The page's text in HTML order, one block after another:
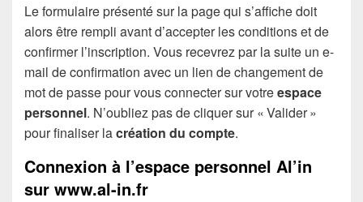
Le formulaire présenté sur la page qui s’affiche doit
alors être rempli avant d’accepter les conditions et de
confirmer l’inscription. Vous recevrez par la suite un e-
mail de confirmation avec un lien de changement de
mot de passe pour vous connecter sur votreespace
personnel. N’oubliez pas de cliquer sur « Valider »
pour finaliser lacréation du compte.
Connexion à l’espace personnel Al’in
sur www.al-in.fr